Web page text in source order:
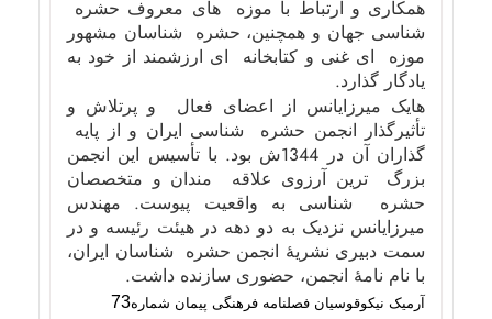
همکاری و ارتباط با موزه های معروف حشره
شناسی جهان و همچنین، حشره شناسان مشهور
موزه ای غنی و کتابخانه ای ارزشمند از خود به
یادگار گذارد.
هایک میرزایانس از اعضای فعال و پرتلاش و
تأثیرگذار انجمن حشره شناسی ایران و از پایه
گذاران آن در 1344ش بود. با تأسیس این انجمن
بزرگ ترین آرزوی علاقه مندان و متخصصان
حشره شناسی به واقعیت پیوست. مهندس
میرزایانس نزدیک به دو دهه در هیئت رئیسه و در
سمت دبیری نشریۀ انجمن حشره شناسان ایران،
با نام نامۀ انجمن، حضوری سازنده داشت.
آر میک نیکوقوسیان فصلنامه فرهنگی پیمان شماره73